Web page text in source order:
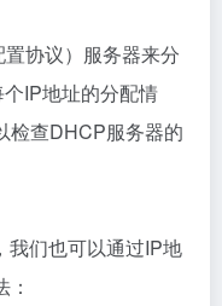
协议）服务器来分
IP地址的分配情
检查DHCP服务器的
我们也可以通过IP地